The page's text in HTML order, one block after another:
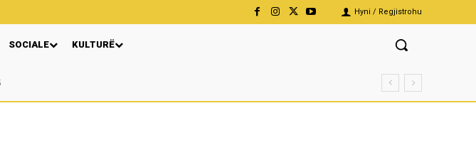
Hyni / Regjistrohu
SOCIALE KULTURË